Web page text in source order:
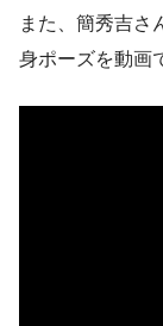
また、簡秀吉さ
身ポーズを動画